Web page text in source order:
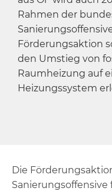
Rahmen der
Förderungsaktion
den Umstieg von
Raumheizung auf
Heizungssystem
Die